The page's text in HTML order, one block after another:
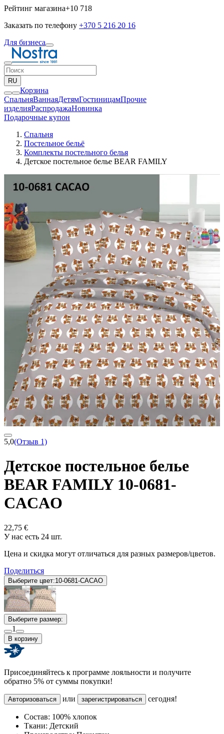
Рейтинг магазина+10 718
Заказать по телефону +370 5 216 20 16
Для бизнеса
RU
Корзина
СпальняВаннаяДетямГостиницамПрочие
изделияPаспродажаНовинка
Подарочные купон
Спальня
Постельное бельё
Комплекты постельного белья
Детское постельное белье BEAR FAMILY
5,0(Отзыв 1)
Детское постельное белье
BEAR FAMILY 10-0681-
CACAO
22,75 €
У нас есть 24 шт.
Цена и скидка могут отличаться для разных размеров/цветов.
Поделиться
Выберите цвет:10-0681-CACAO
Выберите размер:
1
В корзину
Присоединяйтесь к программе лояльности и получите
обратно 5% от суммы покупки!
Авторизоваться или зарегистрироваться сегодня!
Состав: 100% хлопок
Ткани: Детский